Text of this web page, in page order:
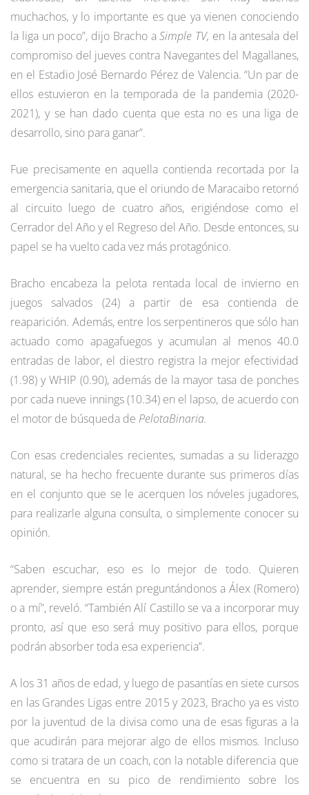
muchachos, y lo importante es que ya vienen conociendo
la liga un poco”, dijo Bracho aSimple TV, en la antesala del
compromiso del jueves contra Navegantes del Magallanes,
en el Estadio José Bernardo Pérez de Valencia. “Un par de
ellos estuvieron en la temporada de la pandemia (2020-
2021), y se han dado cuenta que esta no es una liga de
desarrollo, sino para ganar”.
Fue precisamente en aquella contienda recortada por la
emergencia sanitaria, que el oriundo de Maracaibo retornó
al circuito luego de cuatro años, erigiéndose como el
Cerrador del Año y el Regreso del Año. Desde entonces, su
papel se ha vuelto cada vez más protagónico.
Bracho encabeza la pelota rentada local de invierno en
juegos salvados (24) a partir de esa contienda de
reaparición. Además, entre los serpentineros que sólo han
actuado como apagafuegos y acumulan al menos 40.0
entradas de labor, el diestro registra la mejor efectividad
(1.98) y WHIP (0.90), además de la mayor tasa de ponches
por cada nueve innings (10.34) en el lapso, de acuerdo con
el motor de búsqueda de PelotaBinaria.
Con esas credenciales recientes, sumadas a su liderazgo
natural, se ha hecho frecuente durante sus primeros días
en el conjunto que se le acerquen los nóveles jugadores,
para realizarle alguna consulta, o simplemente conocer su
opinión.
“Saben escuchar, eso es lo mejor de todo. Quieren
aprender, siempre están preguntándonos a Álex (Romero)
o a mí”, reveló. “También Alí Castillo se va a incorporar muy
pronto, así que eso será muy positivo para ellos, porque
podrán absorber toda esa experiencia”.
A los 31 años de edad, y luego de pasantías en siete cursos
en las Grandes Ligas entre 2015 y 2023, Bracho ya es visto
por la juventud de la divisa como una de esas figuras a la
que acudirán para mejorar algo de ellos mismos. Incluso
como si tratara de un coach, con la notable diferencia que
se encuentra en su pico de rendimiento sobre los